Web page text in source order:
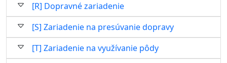
[R] Dopravné zariadenie
[S] Zariadenie na presúvanie dopravy
[T] Zariadenie na využívanie pôdy